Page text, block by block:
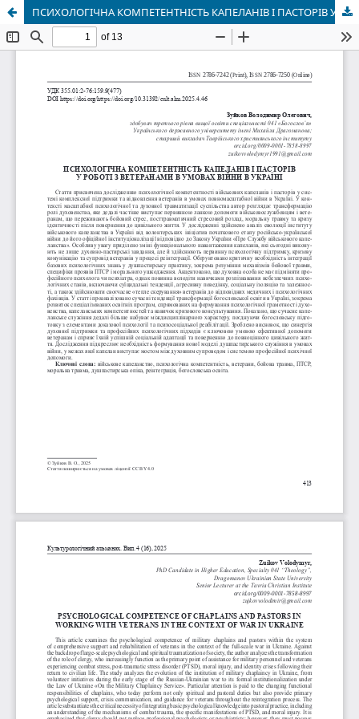
ПСИХОЛОГІЧНА КОМПЕТЕНТНІСТЬ КАПЕЛАНІВ І ПАСТОРІВ У РОБОТІ З ВЕТЕРАНАМИ В УМОВАХ ВІЙНИ В УКРАЇНІ